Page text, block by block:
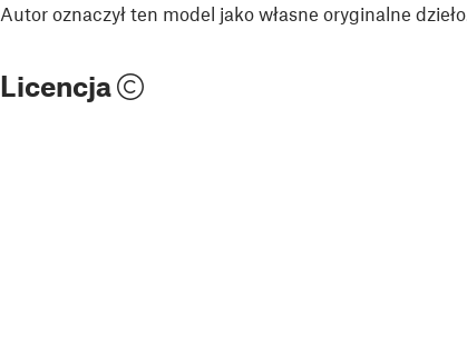
Autor oznaczył ten model jako własne oryginalne dzieło.
Licencja